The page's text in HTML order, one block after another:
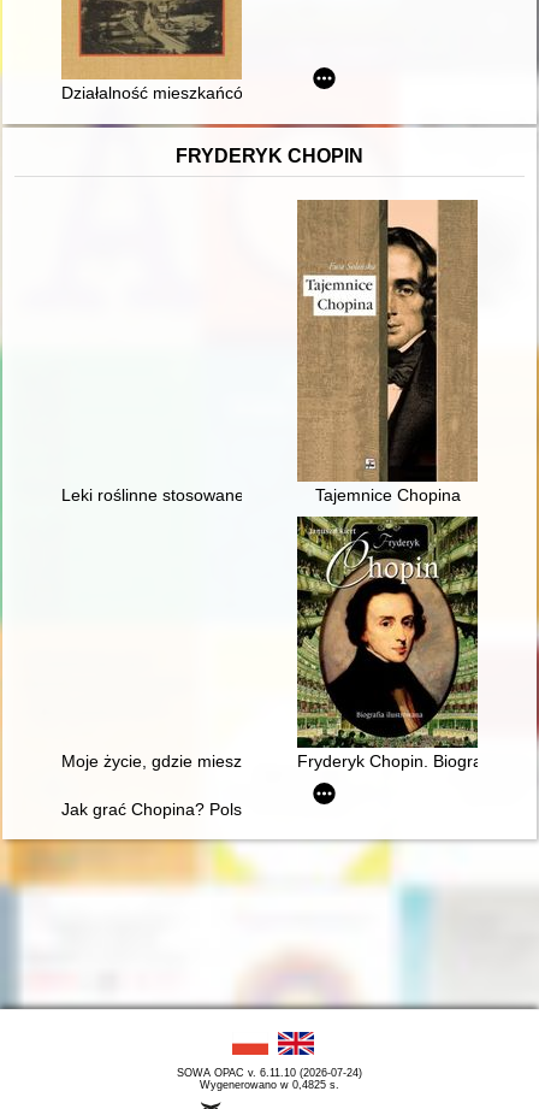
Działalność mieszkańców Wisły w organizacjach
FRYDERYK CHOPIN
Leki roślinne stosowane w leczeniu Fryderyka Chopina
Tajemnice Chopina
Moje życie, gdzie mieszka B[r]zowski?" - glosa do datowania
Fryderyk Chopin. Biografia
Jak grać Chopina? Polska krytyka muzyczna o
SOWA OPAC v. 6.11.10 (2026-07-24)
Wygenerowano w 0,4825 s.